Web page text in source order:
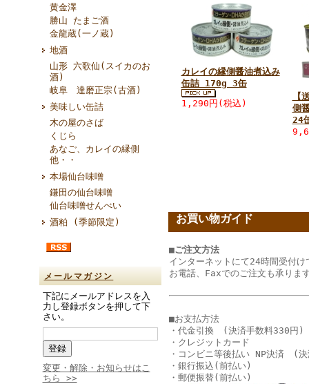
黄金澤
勝山 たまご酒
金龍蔵(一ノ蔵)
地酒
山形 六歌仙(スイカのお
酒)
岐阜 達磨正宗(古酒)
美味しい缶詰
木の屋のさば
くじら
あなご、カレイの縁側
他・・
本場仙台味噌
鎌田の仙台味噌
仙台味噌せんべい
酒粕 (季節限定)
メールマガジン
下記にメールアドレスを入
力し登録ボタンを押して下
さい。
変更・解除・お知らせはこ
ちら >>
カレイの縁側醤油煮込み
缶詰 170g 3缶
1,290円(税込)
【
側
24
お買い物ガイド
■ご注文方法
インターネットにて24時間受付け
お電話、Faxでのご注文も承りま
■お支払方法
・代金引換 (決済手数料330円)
・クレジットカード
・コンビニ等後払い NP決済 (
・銀行振込(前払い)
・郵便振替(前払い)